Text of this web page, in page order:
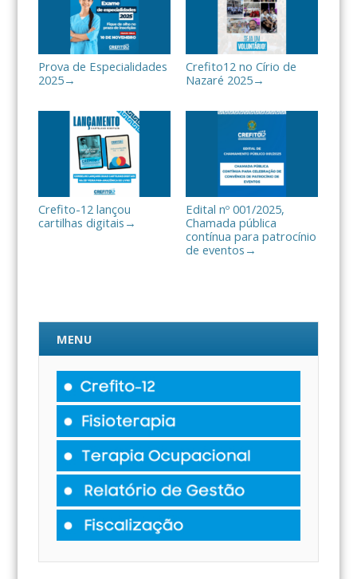
Prova de Especialidades
2025→
Crefito12 no Círio de
Nazaré 2025→
Crefito-12 lançou
cartilhas digitais →
Edital nº 001/2025,
Chamada pública
contínua para patrocínio
de eventos →
MENU